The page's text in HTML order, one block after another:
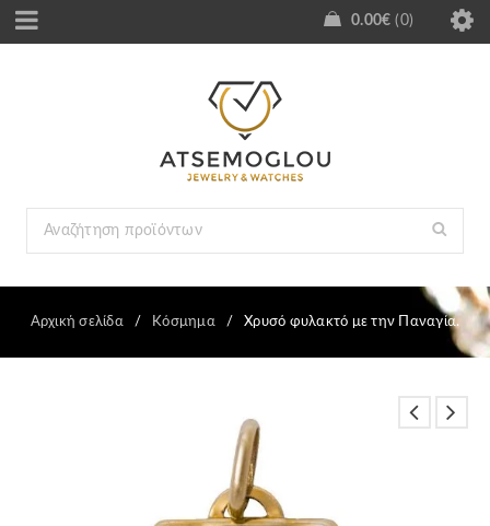
0.00€ 0
Αρχική σελίδα / Κόσμημα / Χρυσό φυλακτό με την Παναγία.